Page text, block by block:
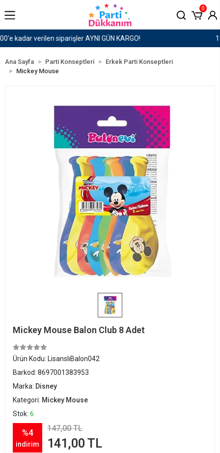
1500 TL ve Üzeri Kargo Ücretsiz!
0
Ana Sayfa Parti Konseptleri
Erkek Parti Konseptleri
Mickey Mouse
Mickey Mouse Balon Club 8 Adet
Ürün Kodu: LisanslıBalon042
Barkod: 8697001383953
Marka: Disney
Kategori: Mickey Mouse
Stok: 6
%4
indirim
147,00 TL
141,00 TL